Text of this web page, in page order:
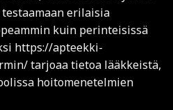
erilaisia
kuin perinteisissä
https://apteekki-
tarjoaa tietoa lääkkeistä,
hoitomenetelmien